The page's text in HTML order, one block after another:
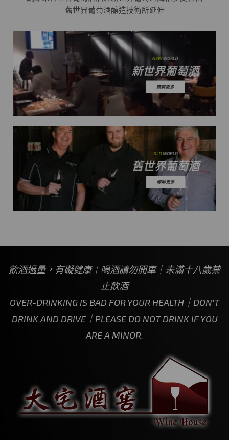
舊世界葡萄酒釀造技術所延伸
飲酒過量，有礙健康｜喝酒請勿開車｜未滿十八歲禁
止飲酒
OVER-DRINKING IS BAD FOR YOUR HEALTH｜DON’T
DRINK AND DRIVE｜PLEASE DO NOT DRINK IF YOU
ARE A MINOR.